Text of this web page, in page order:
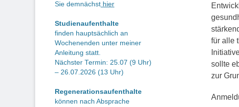
für alle
sollte
zur
Sie demnächst hier
Studienaufenthalte
finden hauptsächlich an
Wochenenden unter meiner
Anleitung statt.
Nächster Termin: 25.07 (9 Uhr)
– 26.07.2026 (13 Uhr)
Regenerationsaufenthalte
können nach Absprache